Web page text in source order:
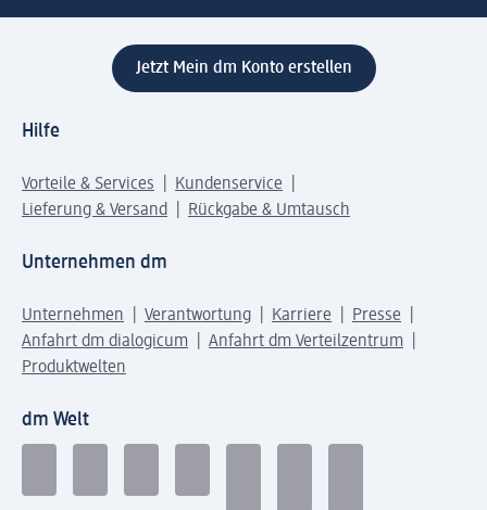
Jetzt Mein dm Konto erstellen
Hilfe
Vorteile & Services
Kundenservice
Lieferung & Versand
Rückgabe & Umtausch
Unternehmen dm
Unternehmen Verantwortung Karriere
Presse
Anfahrt dm dialogicum
Anfahrt dm Verteilzentrum
Produktwelten
dm Welt